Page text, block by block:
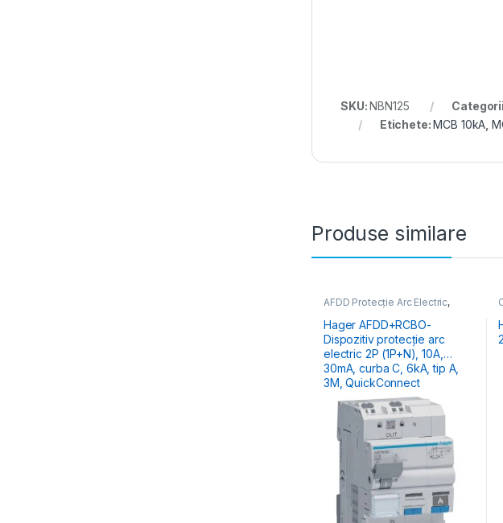
SKU:NBN125
Etichete:MCB 10kA,
Produse similare
AFDD Protecție Arc Electric,
Aparataj Modular de Protecție
Distribuția Energiei
Hager AFDD+RCBO-
Dispozitiv protecție arc
electric 2P (1P+N), 10A,
30mA, curba C, 6kA, tip A,
3M, QuickConnect